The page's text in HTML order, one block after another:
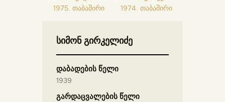
სიმონ გირკელიძე
დაბადების წელი
1939
გარდაცვალების წელი